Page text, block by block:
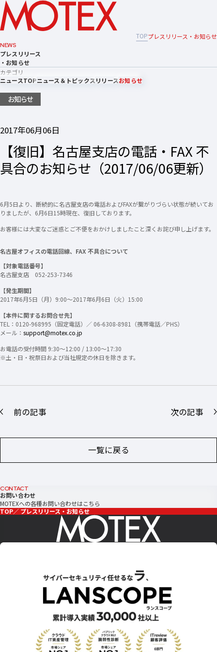
TOPプレスリリース・お知らせ
NEWS
プレスリリース
・お知らせ
カテゴリ
ニュースTOPニュース＆トピックスリリースお知らせ
お知らせ
2017年06月06日
【復旧】名古屋支店の電話・FAX 不
具合のお知らせ（2017/06/06更新）
6月5日より、断続的に名古屋支店の電話およびFAXが繋がりづらい状態が続いてお
りましたが、6月6日15時現在、復旧しております。
お客様には大変なご迷惑とご不便をおかけしましたこと深くお詫び申し上げます。
名古屋オフィスの電話回線、FAX 不具合について
【対象電話番号】
名古屋支店 052-253-7346
【発生期間】
2017年6月5日（月）9:00～2017年6月6日（火）15:00
【本件に関するお問合せ先】
TEL：0120-968995（固定電話）／ 06-6308-8981（携帯電話／PHS）
メール： support@motex.co.jp
お電話の受付時間 9:30～12:00 / 13:00～17:30
※土・日・祝祭日および当社規定の休日を除きます。
前の記事
一覧に戻る
次の記事
CONTACT
お問い合わせ
MOTEXへの各種お問い合わせはこちら
TOP
プレスリリース・お知らせ